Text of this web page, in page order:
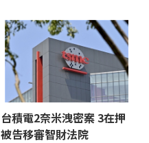
台積電2奈米洩密案 3在押
被告移審智財法院